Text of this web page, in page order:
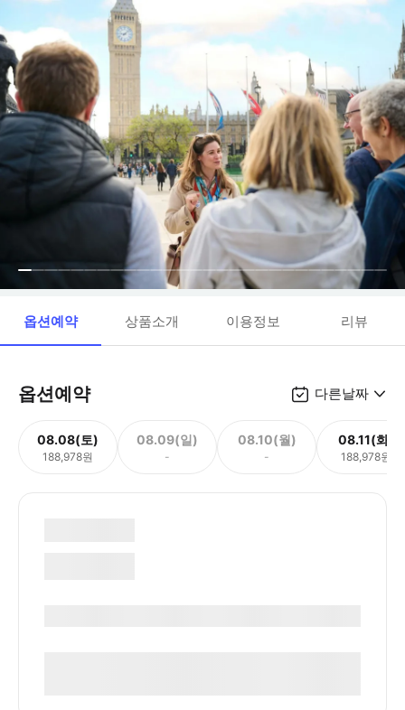
옵션예약 상품소개 이용정보 리뷰
옵션예약 다른날짜
08.08(토)
188,978원
08.09(일)
-
08.10(월)
-
08.11(화)
188,978원